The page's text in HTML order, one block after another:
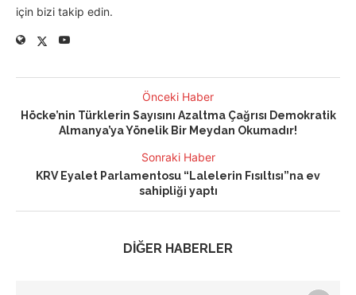
için bizi takip edin.
Önceki Haber
Höcke’nin Türklerin Sayısını Azaltma Çağrısı Demokratik
Almanya’ya Yönelik Bir Meydan Okumadır!
Sonraki Haber
KRV Eyalet Parlamentosu “Lalelerin Fısıltısı”na ev
sahipliği yaptı
DİĞER HABERLER